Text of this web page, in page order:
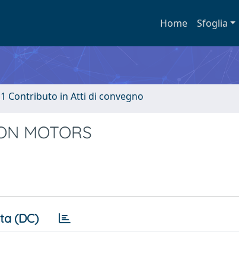
Home Sfoglia
Contributo in Atti di convegno
MOTORS
(DC)